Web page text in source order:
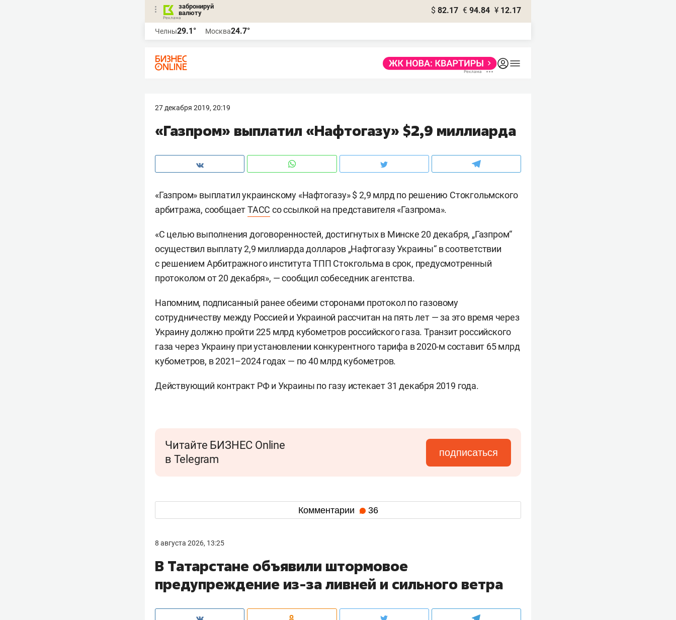
забронируй
валюту
$ 82.17 € 94.84 ¥ 12.17
Челны29.1° Москва24.7°
27 декабря 2019, 20:19
«Газпром» выплатил «Нафтогазу» $2,9 миллиарда
«Газпром» выплатил украинскому «Нафтогазу» $ 2,9 млрд по решению Стокгольмского
арбитража, сообщаетТАСС со ссылкой на представителя «Газпрома».
«С целью выполнения договоренностей, достигнутых в Минске 20 декабря, „Газпром“
осуществил выплату 2,9 миллиарда долларов „Нафтогазу Украины“ в соответствии
с решением Арбитражного института ТПП Стокгольма в срок, предусмотренный
протоколом от 20 декабря», — сообщил собеседник агентства.
Напомним, подписанный ранее обеими сторонами протокол по газовому
сотрудничеству между Россией и Украиной рассчитан на пять лет — за это время через
Украину должно пройти 225 млрд кубометров российского газа. Транзит российского
газа через Украину при установлении конкурентного тарифа в 2020-м составит 65 млрд
кубометров, в 2021–2024 годах — по 40 млрд кубометров.
Действующий контракт РФ и Украины по газу истекает 31 декабря 2019 года.
Читайте БИЗНЕС Online
в Telegram
подписаться
Комментарии 36
8 августа 2026, 13:25
В Татарстане объявили штормовое
предупреждение из-за ливней и сильного ветра